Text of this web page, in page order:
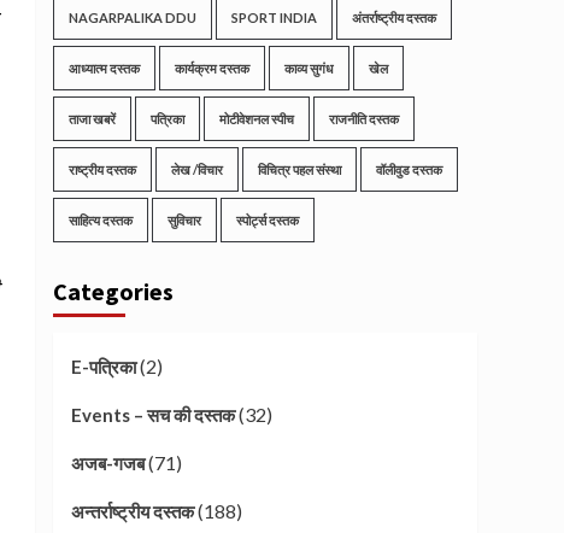
NAGARPALIKA DDU SPORT INDIA अंतर्राष्ट्रीय दस्तक
आध्यात्म दस्तक कार्यक्रम दस्तक काव्य सुगंध खेल
ताजा खबरें पत्रिका मोटीवेशनल स्पीच राजनीति दस्तक
राष्ट्रीय दस्तक लेख /विचार विचित्र पहल संस्था वॉलीवुड दस्तक
साहित्य दस्तक सुविचार स्पोर्ट्स दस्तक
Categories
E-पत्रिका(2)
Events – सच की दस्तक(32)
अजब-गजब(71)
अन्तर्राष्ट्रीय दस्तक(188)